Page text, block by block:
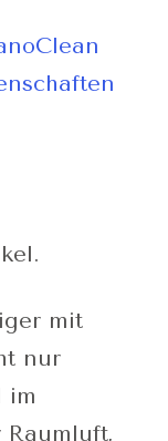
mit
nur
im
Raumluft,